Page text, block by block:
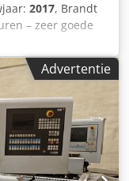
2017, Brandt
– zeer goede
DE
2 X 2,2 KW 200
VERSTELLING
PUNT-
X 0,35 KW WD 60;
2-PUNT-
Advertentie